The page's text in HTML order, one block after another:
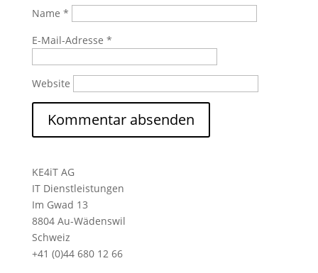
Name *
E-Mail-Adresse *
Website
KE4iT AG
IT Dienstleistungen
Im Gwad 13
8804 Au-Wädenswil
Schweiz
+41 (0)44 680 12 66